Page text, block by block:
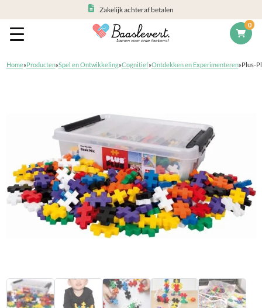
0
Zakelijk achteraf betalen
Home»Producten»Spel en Ontwikkeling»Cognitief»Ontdekken en Experimenteren»Plus-